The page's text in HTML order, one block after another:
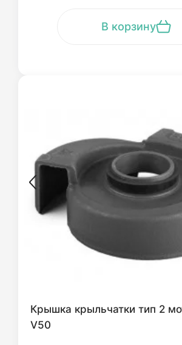
В корзину
Крышка крыльчатки тип 2
V50